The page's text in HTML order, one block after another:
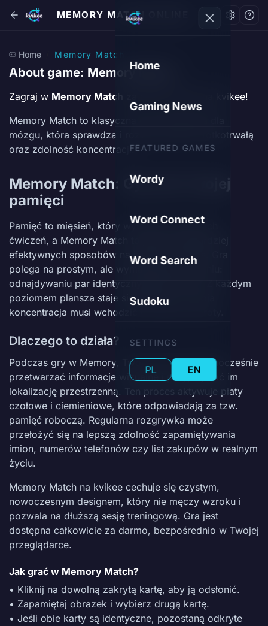
Home
Gaming News
FEATURED GAMES
Wordy
Word Connect
Word Search
Sudoku
SETTINGS
PL EN
MEMORY MATCH ONLINE
Home Memory Match
About game: Memory Match
Zagraj w Memory Match
za darmo online na kvikee!
Memory Match to klasyczna gra treningowa dla
mózgu, która sprawdza i rozwija pamięć krótkotrwałą
oraz zdolność koncentracji.
Memory Match: Gym dla Twojej
pamięci
Pamięć to mięsień, który wymaga regularnych
ćwiczeń, a Memory Match to jeden z najbardziej
efektywnych sposobów na jej wzmocnienie. Gra
polega na prostym, ale wymagającym zadaniu:
odnajdywaniu par identycznych obrazków. Z każdym
poziomem plansza staje się większa, a Twoja
koncentracja musi wchodzić na wyższe obroty.
Dlaczego to działa?
Podczas gry w Memory, Twój mózg musi jednocześnie
przetwarzać informacje wizualne i przypisywać im
lokalizację przestrzenną. Ten proces aktywuje płaty
czołowe i ciemieniowe, które odpowiadają za tzw.
pamięć roboczą. Regularna rozgrywka może
przełożyć się na lepszą zdolność zapamiętywania
imion, numerów telefonów czy list zakupów w realnym
życiu.
Memory Match na kvikee cechuje się czystym,
nowoczesnym designem, który nie męczy wzroku i
pozwala na dłuższą sesję treningową. Gra jest
dostępna całkowicie za darmo, bezpośrednio w Twojej
przeglądarce.
Jak grać w Memory Match?
• Kliknij na dowolną zakrytą kartę, aby ją odsłonić.
• Zapamiętaj obrazek i wybierz drugą kartę.
• Jeśli obie karty są identyczne, pozostaną odkryte